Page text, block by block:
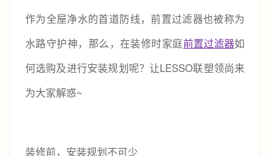
作为全屋净水的首道防线，前置过滤器也被称为
水路守护神，那么，在装修时家庭前置过滤器如
何选购及进行安装规划呢？让LESSO联塑领尚来
为大家解惑~
装修前，安装规划不可少